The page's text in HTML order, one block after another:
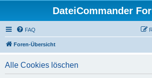
DateiCommander
FAQ
Foren-Übersicht
Alle Cookies löschen